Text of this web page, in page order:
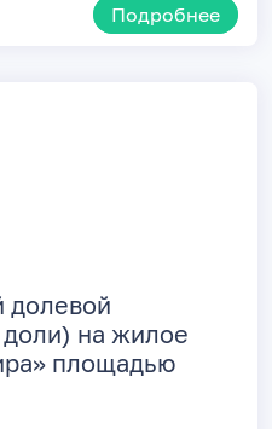
Подробнее
долевой
на жилое
площадью